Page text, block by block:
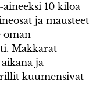
10 kiloa
ja mausteet
oman
Makkarat
ja
kuumensivat